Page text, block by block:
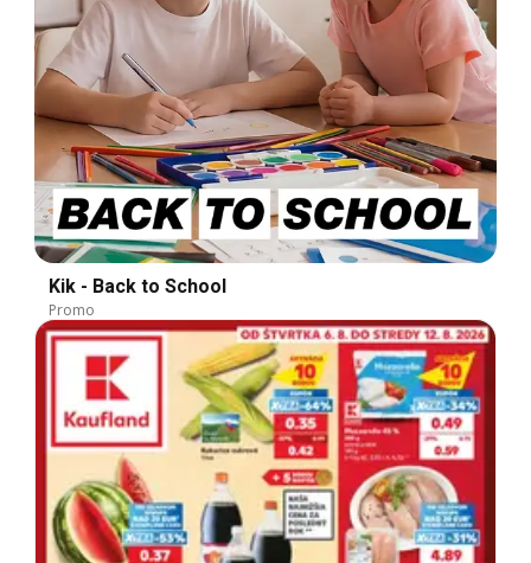
Kik - Back to School
Promo